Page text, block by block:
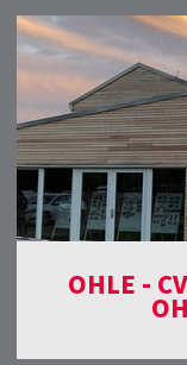
OHLE -